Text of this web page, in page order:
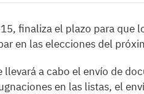
finaliza el plazo para que
en las elecciones del
llevará a cabo el envío de
en las listas, el